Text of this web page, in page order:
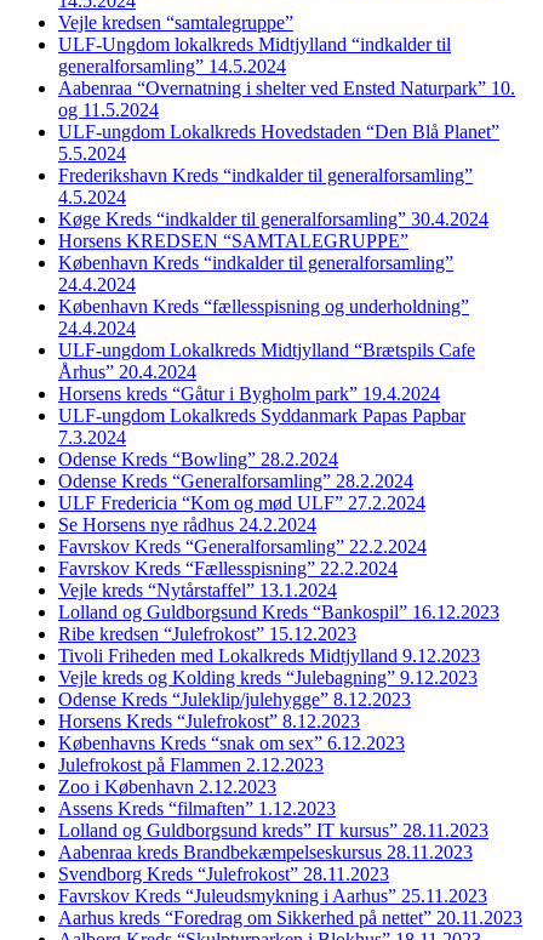
Vejle kredsen “samtalegruppe”
ULF-Ungdom lokalkreds Midtjylland “indkalder til
generalforsamling” 14.5.2024
Aabenraa “Overnatning i shelter ved Ensted Naturpark” 10.
og 11.5.2024
ULF-ungdom Lokalkreds Hovedstaden “Den Blå Planet”
5.5.2024
Frederikshavn Kreds “indkalder til generalforsamling”
4.5.2024
Køge Kreds “indkalder til generalforsamling” 30.4.2024
Horsens KREDSEN “SAMTALEGRUPPE”
København Kreds “indkalder til generalforsamling”
24.4.2024
København Kreds “fællesspisning og underholdning”
24.4.2024
ULF-ungdom Lokalkreds Midtjylland “Brætspils Cafe
Århus” 20.4.2024
Horsens kreds “Gåtur i Bygholm park” 19.4.2024
ULF-ungdom Lokalkreds Syddanmark Papas Papbar
7.3.2024
Odense Kreds “Bowling” 28.2.2024
Odense Kreds “Generalforsamling” 28.2.2024
ULF Fredericia “Kom og mød ULF” 27.2.2024
Se Horsens nye rådhus 24.2.2024
Favrskov Kreds “Generalforsamling” 22.2.2024
Favrskov Kreds “Fællesspisning” 22.2.2024
Vejle kreds “Nytårstaffel” 13.1.2024
Lolland og Guldborgsund Kreds “Bankospil” 16.12.2023
Ribe kredsen “Julefrokost” 15.12.2023
Tivoli Friheden med Lokalkreds Midtjylland 9.12.2023
Vejle kreds og Kolding kreds “Julebagning” 9.12.2023
Odense Kreds “Juleklip/julehygge” 8.12.2023
Horsens Kreds “Julefrokost” 8.12.2023
Københavns Kreds “snak om sex” 6.12.2023
Julefrokost på Flammen 2.12.2023
Zoo i København 2.12.2023
Assens Kreds “filmaften” 1.12.2023
Lolland og Guldborgsund kreds” IT kursus” 28.11.2023
Aabenraa kreds Brandbekæmpelseskursus 28.11.2023
Svendborg Kreds “Julefrokost” 28.11.2023
Favrskov Kreds “Juleudsmykning i Aarhus” 25.11.2023
Aarhus kreds “Foredrag om Sikkerhed på nettet” 20.11.2023